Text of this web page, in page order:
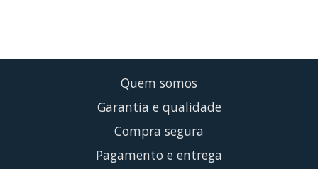
Quem somos
Garantia e qualidade
Compra segura
Pagamento e entrega